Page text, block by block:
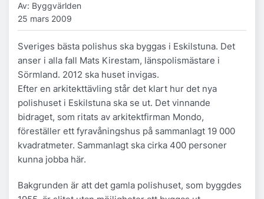
Av: Byggvärlden
25 mars 2009
Sveriges bästa polishus ska byggas i Eskilstuna. Det
anser i alla fall Mats Kirestam, länspolismästare i
Sörmland. 2012 ska huset invigas.
Efter en arkitekttävling står det klart hur det nya
polishuset i Eskilstuna ska se ut. Det vinnande
bidraget, som ritats av arkitektfirman Mondo,
föreställer ett fyravåningshus på sammanlagt 19 000
kvadratmeter. Sammanlagt ska cirka 400 personer
kunna jobba här.
Bakgrunden är att det gamla polishuset, som byggdes